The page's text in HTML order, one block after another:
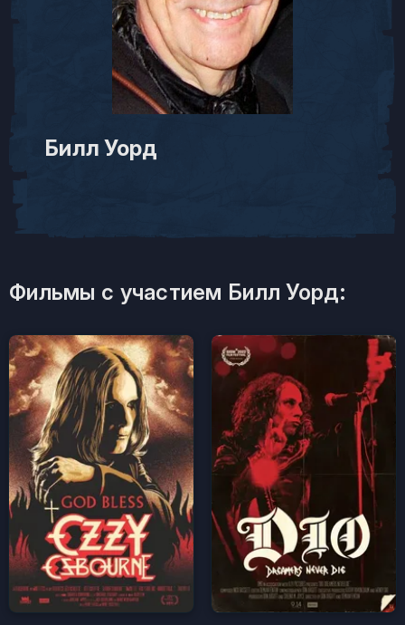
Билл Уорд
Фильмы с участием Билл Уорд: